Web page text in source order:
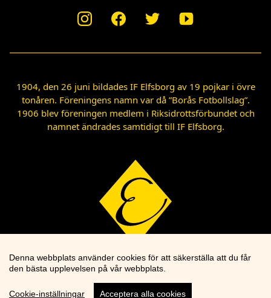
1904, den 26 juni bildades IF Elfsborg av 19 pojkar i övre
tonåren. Föreningens namn var då ”Borås Fotbollslag”.
1906 blev föreningen medlem i Riksidrottsförbundet och
namnet ändrades samtidigt till IF Elfsborg.
Denna webbplats använder cookies för att säkerställa att du får
den bästa upplevelsen på vår webbplats.
Cookie-inställningar Acceptera alla cookies